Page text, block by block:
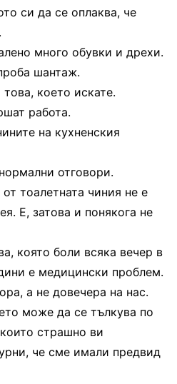
си да се оплаква, че
много обувки и дрехи.
шантаж.
което искате.
работа.
на кухненския
отговори.
тоалетната чиния не е
Е, затова и понякога не
която боли всяка вечер в
е медицински проблем.
а не довечера на нас.
може да се тълкува по
страшно ви
че сме имали предвид